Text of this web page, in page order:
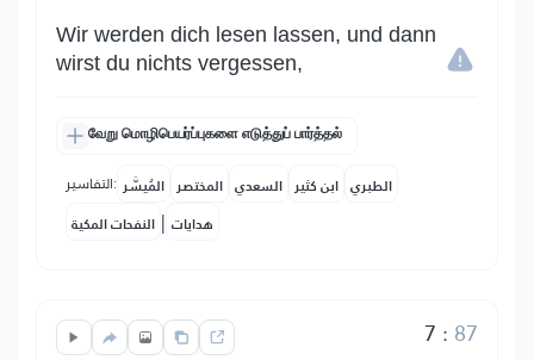
Wir werden dich lesen lassen, und dann
wirst du nichts vergessen,
வேறு மொழிபெயர்ப்புகளை எடுத்துப் பார்த்தல்
التفاسير: المُيسَّر المختصر السعدي ابن كثير الطبري
النفحات المكية | هدايات
7 : 87